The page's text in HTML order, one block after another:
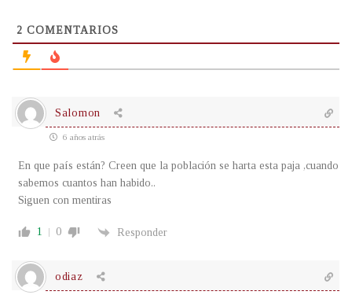
2 COMENTARIOS
Salomon
6 años atrás
En que país están? Creen que la población se harta esta paja ,cuando
sabemos cuantos han habido..
Siguen con mentiras
1 0 Responder
odiaz